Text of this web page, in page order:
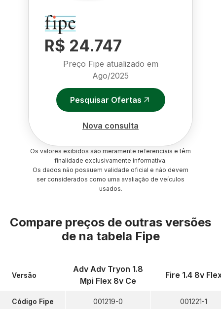
R$ 24.747
Preço Fipe atualizado em
Ago/2025
Pesquisar Ofertas
Nova consulta
Os valores exibidos são meramente referenciais e têm
finalidade exclusivamente informativa.
Os dados não possuem validade oficial e não devem
ser considerados como uma avaliação de veículos
usados.
Compare preços de outras versões
de na tabela Fipe
Versão
Código Fipe
Adv Adv Tryon 1.8
Mpi Flex 8v Ce
001219-0
Fire 1.4 8v
001221-1